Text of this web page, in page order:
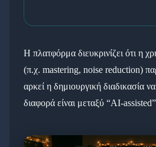
Η πλατφόρμα διευκρινίζει ότι η
(π.χ. mastering, noise reduction)
αρκεί η δημιουργική διαδικασία
διαφορά είναι μεταξύ “AI-